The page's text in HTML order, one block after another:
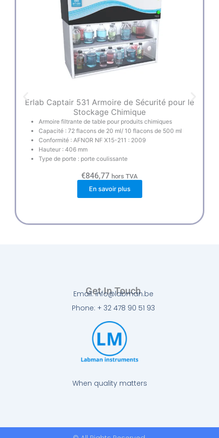
Erlab Captair 531 Armoire de Sécurité pour le
Stockage Chimique
Armoire filtrante de table pour produits chimiques
Capacité : 72 flacons de 20 ml/ 10 flacons de 500 ml
Conformité : AFNOR NF X15-211 : 2009
Hauteur : 406 mm
Type de porte : porte coulissante
€846,77 hors TVA
En savoir plus
When quality matters
Get In Touch
Email: info@labman.be
Phone: + 32 478 90 51 93